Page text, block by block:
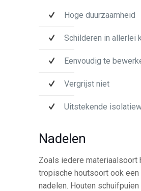
Hoge duurzaamheid
Schilderen in allerlei
Eenvoudig te
Vergrijst niet
Uitstekende
Nadelen
Zoals iedere materiaalsoort
tropische houtsoort ook een
nadelen. Houten